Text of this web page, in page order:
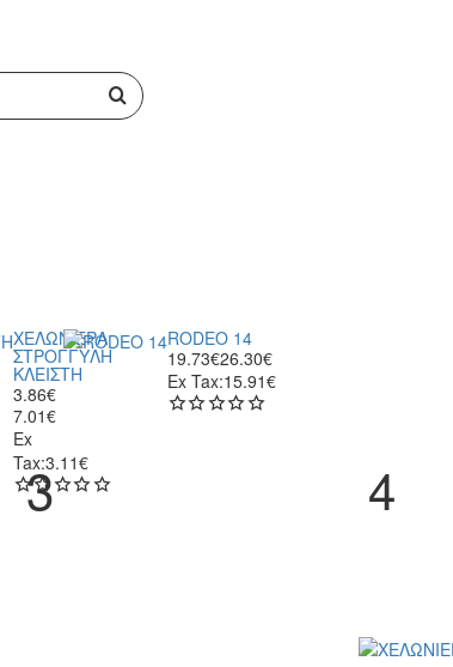
ΧΕΛΩΝΙΕΡΑ
ΣΤΡΟΓΓΥΛΗ
ΚΛΕΙΣΤΗ
3.86€
7.01€
Ex
Tax:3.11€
RODEO 14
19.73€26.30€
Ex Tax:15.91€